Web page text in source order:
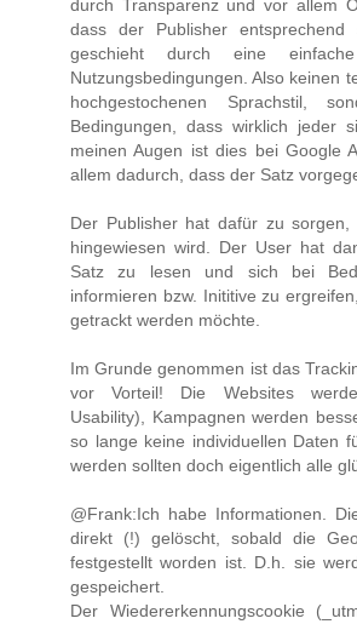
durch Transparenz und vor allem
dass der Publisher entsprechend
geschieht durch eine
Nutzungsbedingungen. Also keinen
hochgestochenen Sprachstil,
Bedingungen, dass wirklich jeder
meinen Augen ist dies bei Google
allem dadurch, dass der Satz
Der Publisher hat dafür zu
hingewiesen wird. Der User hat
Satz zu lesen und sich bei
informieren bzw. Inititive zu
getrackt werden möchte.
Im Grunde genommen ist das
vor Vorteil! Die Websites
Usability), Kampagnen werden
so lange keine individuellen Daten
werden sollten doch eigentlich alle
@Frank:Ich habe Informationen.
direkt (!) gelöscht, sobald die
festgestellt worden ist. D.h. sie
gespeichert.
Der Wiedererkennungscookie